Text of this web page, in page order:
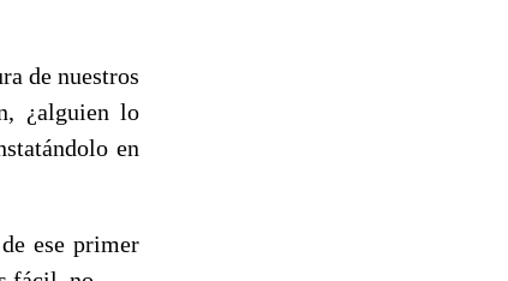
de nuestros
¿alguien lo
en
ese primer